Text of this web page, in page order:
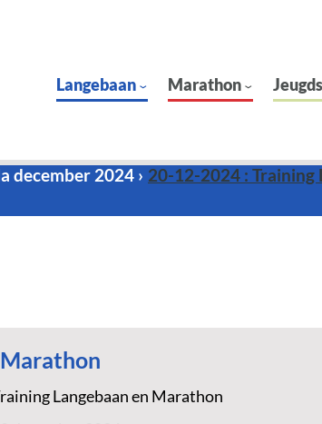
Langebaan Marathon
december 2024 20-12-2024 : Training
Langebaan en Marathon